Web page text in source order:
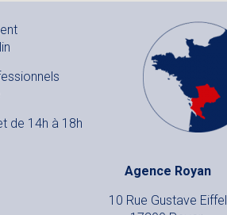
de 14h à 18h
Agence Royan
10 Rue Gustave Eiffel